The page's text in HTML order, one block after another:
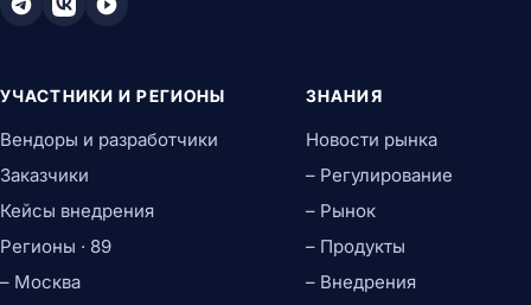
УЧАСТНИКИ И РЕГИОНЫ
Вендоры и разработчики
Заказчики
Кейсы внедрения
Регионы · 89
– Москва
ЗНАНИЯ
Новости рынка
– Регулирование
– Рынок
– Продукты
– Внедрения